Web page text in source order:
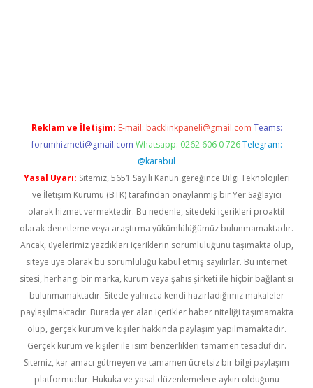
Reklam ve İletişim: E-mail: backlinkpaneli@gmail.com Teams:
forumhizmeti@gmail.com Whatsapp: 0262 606 0 726 Telegram:
@karabul
Yasal Uyarı: Sitemiz, 5651 Sayılı Kanun gereğince Bilgi Teknolojileri
ve İletişim Kurumu (BTK) tarafından onaylanmış bir Yer Sağlayıcı
olarak hizmet vermektedir. Bu nedenle, sitedeki içerikleri proaktif
olarak denetleme veya araştırma yükümlülüğümüz bulunmamaktadır.
Ancak, üyelerimiz yazdıkları içeriklerin sorumluluğunu taşımakta olup,
siteye üye olarak bu sorumluluğu kabul etmiş sayılırlar. Bu internet
sitesi, herhangi bir marka, kurum veya şahıs şirketi ile hiçbir bağlantısı
bulunmamaktadır. Sitede yalnızca kendi hazırladığımız makaleler
paylaşılmaktadır. Burada yer alan içerikler haber niteliği taşımamakta
olup, gerçek kurum ve kişiler hakkında paylaşım yapılmamaktadır.
Gerçek kurum ve kişiler ile isim benzerlikleri tamamen tesadüfidir.
Sitemiz, kar amacı gütmeyen ve tamamen ücretsiz bir bilgi paylaşım
platformudur. Hukuka ve yasal düzenlemelere aykırı olduğunu